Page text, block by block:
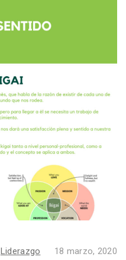
Liderazgo 18 marzo, 2020